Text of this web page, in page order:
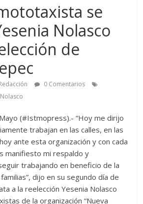
se
Nolasco
de
0 Comentarios
(#Istmopress).- “Hoy me dirijo
trabajan en las calles, en las
ante esta organización y con cada
manifiesto mi respaldo y
trabajando en beneficio de la
dijo en su segundo día de
a la reelección Yesenia Nolasco
de la organización “Nueva